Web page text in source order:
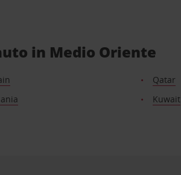
in Medio Oriente
Qatar
Kuwait